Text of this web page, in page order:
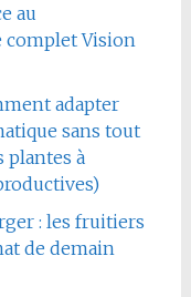
au
complet Vision
adapter
sans tout
plantes à
: les fruitiers
de demain